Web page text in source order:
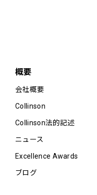
概要
会社概要
Collinson
Collinson法的記述
ニュース
Excellence Awards
ブログ